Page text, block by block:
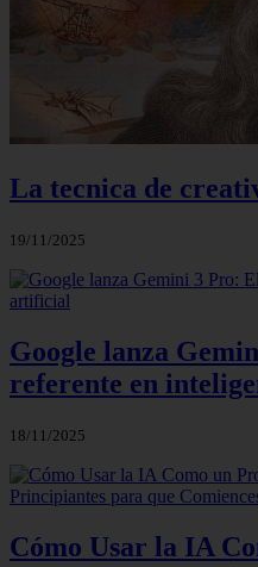
La tecnica de
19/11/2025
Google lanza
referente en
18/11/2025
Cómo Usar la IA